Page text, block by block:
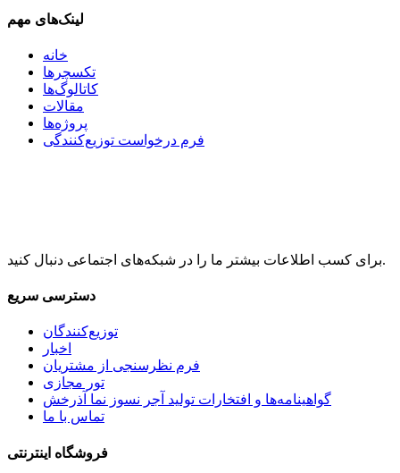
لینک‌های مهم
خانه
تکسچرها
کاتالوگ‌ها
مقالات
پروژه‌ها
فرم درخواست توزیع‌کنندگی
برای کسب اطلاعات بیشتر ما را در شبکه‌های اجتماعی دنبال کنید.
دسترسی سریع
توزیع‌کنندگان
اخبار
فرم نظرسنجی از مشتریان
تور مجازی
گواهینامه‌ها و افتخارات تولید آجر نسوز نما آذرخش
تماس با ما
فروشگاه اینترنتی